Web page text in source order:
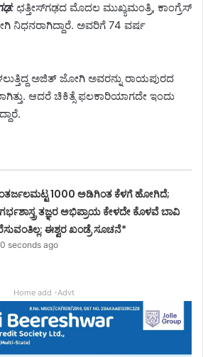
ಛತ್ತೀಸ್‌ಗಢದ ಮೊದಲ ಮುಖ್ಯಮಂತ್ರಿ, ಕಾಂಗ್ರೆಸ್
ಅವರಿಗೆ 74 ವರ್ಷ
ಅಜಿತ್ ಜೋಗಿ ಅವರನ್ನು ರಾಯಪುರದ
ಆದರೆ ಚಿಕಿತ್ಸೆ ಫಲಕಾರಿಯಾಗದೇ ಇಂದು
1000 ಅಡಿಗಿಂತ ಕೆಳಗೆ ಹೋಗಿದೆ;
ತಜ್ಞರ ಅಭಿಪ್ರಾಯ ಕೇಳದೇ ಕೊಳವೆ ಬಾವಿ
ಈಶ್ವರ ಖಂಡ್ರೆ ಸೂಚನೆ*
seconds ago
Home add -Advt